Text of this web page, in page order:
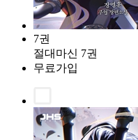
7권
절대마신 7권
무료가입